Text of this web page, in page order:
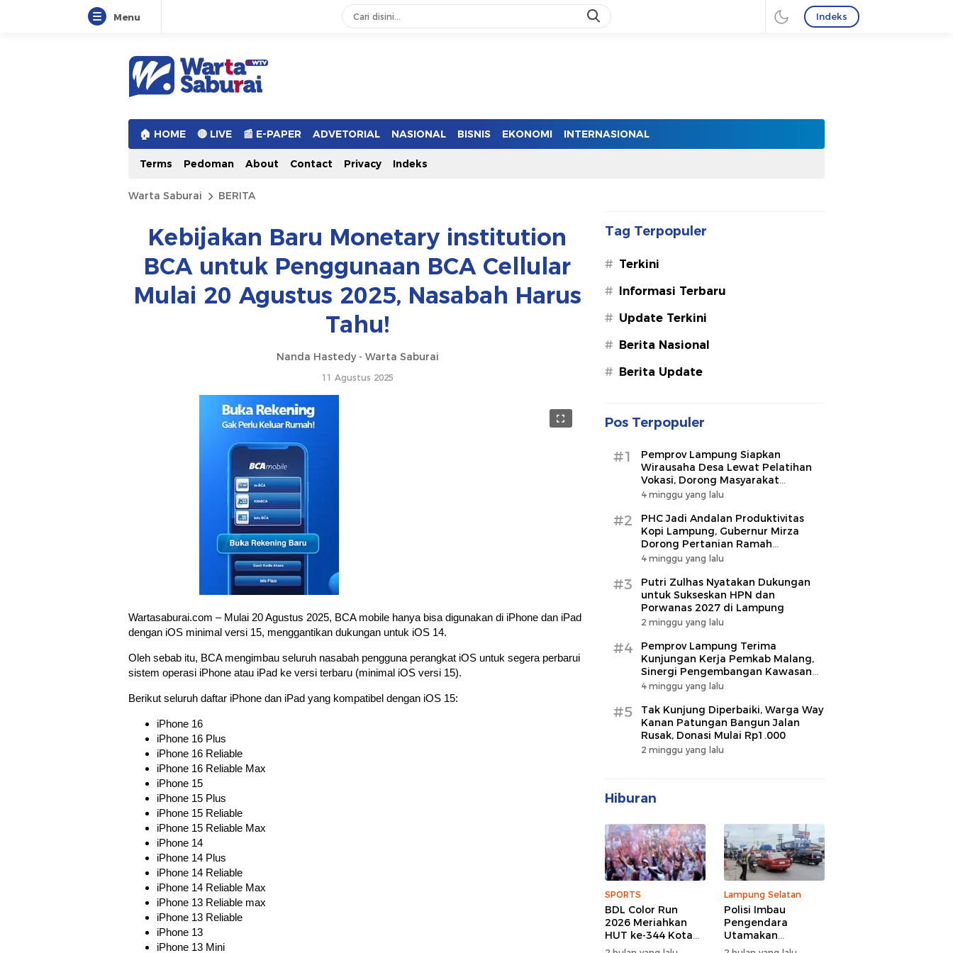
Menu Indeks
Warta Saburai
Sumber Informasi Terkini
🏠︎ HOME 🔴 LIVE 📰 E-PAPER ADVETORIAL NASIONAL BISNIS EKONOMI INTERNASIONAL
Terms Pedoman About Contact Privacy Indeks
Warta Saburai BERITA
Kebijakan Baru Monetary institution
BCA untuk Penggunaan BCA Cellular
Mulai 20 Agustus 2025, Nasabah Harus
Tahu!
Nanda Hastedy - Warta Saburai
11 Agustus 2025
Wartasaburai.com – Mulai 20 Agustus 2025, BCA mobile hanya bisa digunakan di iPhone dan iPad
dengan iOS minimal versi 15, menggantikan dukungan untuk iOS 14.
Oleh sebab itu, BCA mengimbau seluruh nasabah pengguna perangkat iOS untuk segera perbarui
sistem operasi iPhone atau iPad ke versi terbaru (minimal iOS versi 15).
Berikut seluruh daftar iPhone dan iPad yang kompatibel dengan iOS 15:
iPhone 16
iPhone 16 Plus
iPhone 16 Reliable
iPhone 16 Reliable Max
iPhone 15
iPhone 15 Plus
iPhone 15 Reliable
iPhone 15 Reliable Max
iPhone 14
iPhone 14 Plus
iPhone 14 Reliable
iPhone 14 Reliable Max
iPhone 13 Reliable max
iPhone 13 Reliable
iPhone 13
iPhone 13 Mini
Tag Terpopuler
# Terkini
# Informasi Terbaru
# Update Terkini
# Berita Nasional
# Berita Update
Pos Terpopuler
#1
Pemprov Lampung Siapkan
Wirausaha Desa Lewat Pelatihan
Vokasi, Dorong Masyarakat
Ciptakan Lapangan Kerja
4 minggu yang lalu
#2
PHC Jadi Andalan Produktivitas
Kopi Lampung, Gubernur Mirza
Dorong Pertanian Ramah
Lingkungan
4 minggu yang lalu
#3
Putri Zulhas Nyatakan Dukungan
untuk Sukseskan HPN dan
Porwanas 2027 di Lampung
2 minggu yang lalu
#4
Pemprov Lampung Terima
Kunjungan Kerja Pemkab Malang,
Sinergi Pengembangan Kawasan
Industri dan Investasi
4 minggu yang lalu
#5
Tak Kunjung Diperbaiki, Warga Way
Kanan Patungan Bangun Jalan
Rusak, Donasi Mulai Rp1.000
2 minggu yang lalu
Hiburan
SPORTS
BDL Color Run
2026 Meriahkan
HUT ke-344 Kota
Bandar Lampung,
Lampung Selatan
Polisi Imbau
Pengendara
Utamakan
Keselamatan di